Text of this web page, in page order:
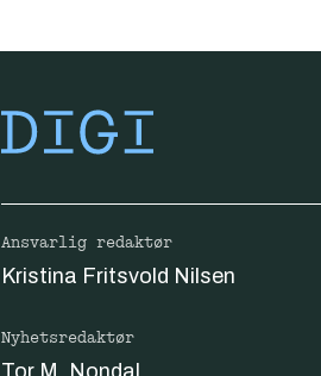
Ansvarlig redaktør
Kristina Fritsvold Nilsen
Nyhetsredaktør
Tor M. Nondal